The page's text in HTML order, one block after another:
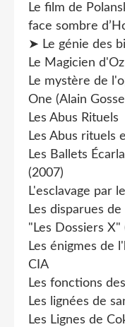
Le film de
face sombre
➤ Le génie des
Le Magicien d'Oz
Le mystère de
One (Alain
Les Abus Rituels
Les Abus rituels
Les Ballets
(2007)
L'esclavage par
Les disparues
"Les Dossiers
Les énigmes de
CIA
Les fonctions
Les lignées de
Les Lignes de